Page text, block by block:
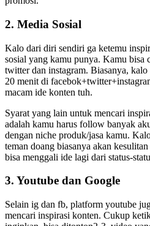
2. Media Sosial
Kalo dari diri sendiri ga ketemu
sosial yang kamu punya. Kamu bisa
twitter dan instagram. Biasanya,
20 menit di
macam ide konten tuh.
Syarat yang lain untuk mencari
adalah kamu harus follow banyak
dengan niche produk/jasa kamu.
teman doang biasanya akan
bisa menggali ide lagi dari status-
3. Youtube dan Google
Selain ig dan fb, platform youtube
mencari inspirasi konten. Cukup